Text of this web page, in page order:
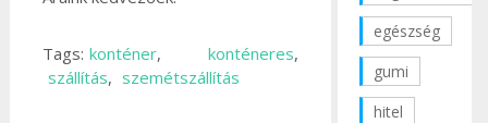
Tags: konténer, konténeres,
szállítás, szemétszállítás
egészség
gumi
hitel